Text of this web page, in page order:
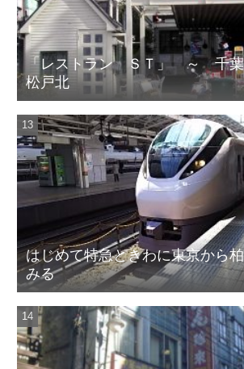
「レストラン ＳＴ」 ～ 千葉
松戸北
はじめて特急ときわに東京から
みる